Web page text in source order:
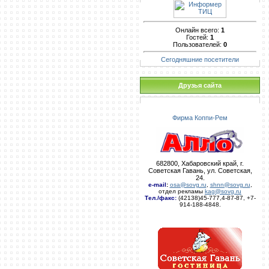
Онлайн всего: 1
Гостей: 1
Пользователей: 0
Сегодняшние посетители
Друзья сайта
Фирма Коппи-Рем
682800, Хабаровский край, г.
Советская Гавань, ул. Советская,
24.
e-mail: osa@sovg.ru shnn@sovg.ru
отдел рекламы kag@sovg.ru
Тел./факс:(42138)45-777,4-87-87, +7-
914-188-4848.